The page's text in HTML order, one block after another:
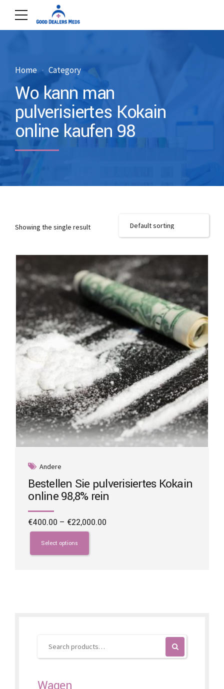
Home Category
Wo kann man
pulverisiertes Kokain
online kaufen 98
Showing the single result
Andere
Bestellen Sie pulverisiertes Kokain
online 98,8% rein
€400.00 – €22,000.00
Select options
This
product
has
product
Wagen